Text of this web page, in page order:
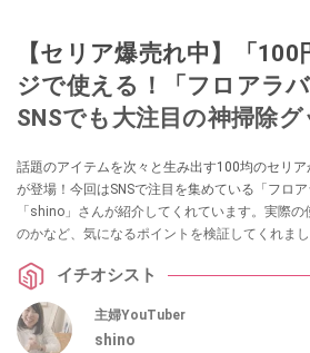
【セリア爆売れ中】「
ジで使える！「フロアラ
SNSでも大注目の神掃除
話題のアイテムを次々と生み出す100均のセリ
が登場！今回はSNSで注目を集めている「フロ
「shino」さんが紹介してくれています。実際
のかなど、気になるポイントを検証してくれま
イチオシスト
主婦YouTuber
shino